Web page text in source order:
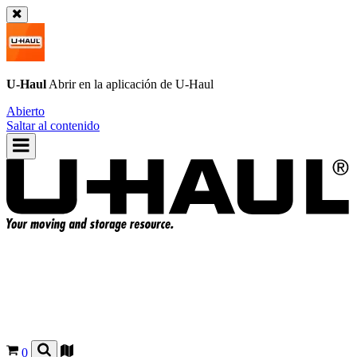
U-Haul Abrir en la aplicación de U-Haul
Abierto
Saltar al contenido
0